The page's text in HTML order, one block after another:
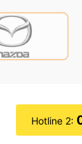
đặt tại vị
Hotline 2: